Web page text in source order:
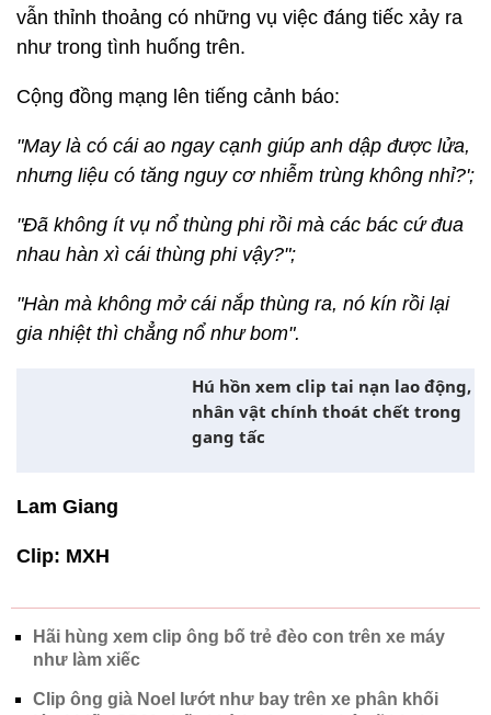
vẫn thỉnh thoảng có những vụ việc đáng tiếc xảy ra
như trong tình huống trên.
Cộng đồng mạng lên tiếng cảnh báo:
"May là có cái ao ngay cạnh giúp anh dập được lửa,
nhưng liệu có tăng nguy cơ nhiễm trùng không nhỉ?';
"Đã không ít vụ nổ thùng phi rồi mà các bác cứ đua
nhau hàn xì cái thùng phi vậy?";
"Hàn mà không mở cái nắp thùng ra, nó kín rồi lại
gia nhiệt thì chẳng nổ như bom".
Hú hồn xem clip tai nạn lao động,
nhân vật chính thoát chết trong
gang tấc
Lam Giang
Clip: MXH
Hãi hùng xem clip ông bố trẻ đèo con trên xe máy
như làm xiếc
Clip ông già Noel lướt như bay trên xe phân khối